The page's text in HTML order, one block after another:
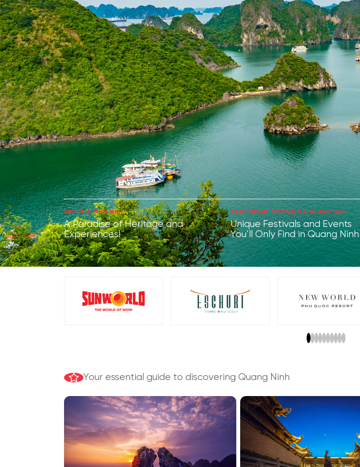
ABOUT QUANG NINH
A Paradise of Heritage and
Experiences!
TRADITIONAL FESTIVALS IN QUANG NINH
Unique Festivals and Events
You’ll Only Find in Quang Ninh
Your essential guide to discovering Quang Ninh